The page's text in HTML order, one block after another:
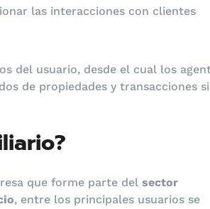
las interacciones con clientes
del usuario, desde el cual los
de propiedades y transacciones
que forme parte del sector
, entre los principales usuarios se